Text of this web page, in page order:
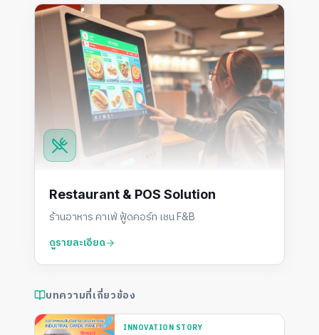
Restaurant & POS Solution
ร้านอาหาร คาเฟ่ ฟู้ดคอร์ท เชน F&B
ดูรายละเอียด
บทความที่เกี่ยวข้อง
INNOVATION STORY